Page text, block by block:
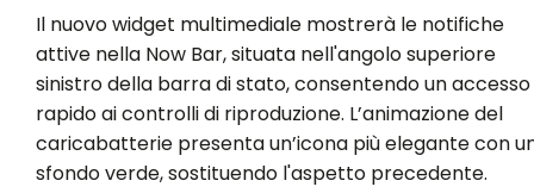
Il nuovo widget multimediale mostrerà le notifiche
attive nella Now Bar, situata nell'angolo superiore
sinistro della barra di stato, consentendo un accesso
rapido ai controlli di riproduzione. L’animazione del
caricabatterie presenta un’icona più elegante con
sfondo verde, sostituendo l'aspetto precedente.